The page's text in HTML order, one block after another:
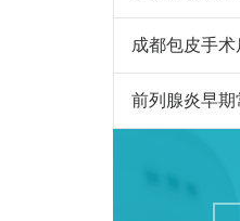
成都包皮手
前列腺炎早